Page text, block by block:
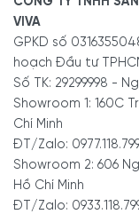
VIVA
GPKD số
hoạch Đầu tư
Số TK: 29299998 -
Showroom 1: 160C
Chí Minh
ĐT/Zalo:
Showroom 2: 606
Hồ Chí Minh
ĐT/Zalo: